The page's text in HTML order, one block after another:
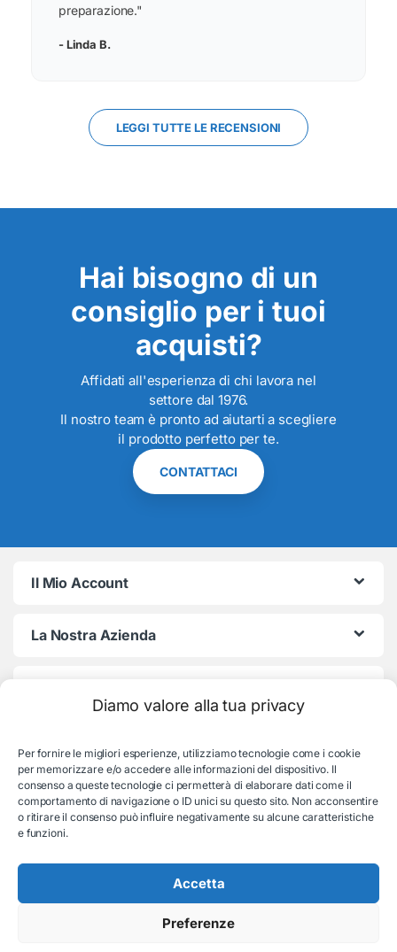
Diamo valore alla tua privacy
Per fornire le migliori esperienze, utilizziamo tecnologie come i cookie
per memorizzare e/o accedere alle informazioni del dispositivo. Il
consenso a queste tecnologie ci permetterà di elaborare dati come il
comportamento di navigazione o ID unici su questo sito. Non acconsentire
o ritirare il consenso può influire negativamente su alcune caratteristiche
e funzioni.
Accetta
Preferenze
preparazione."
- Linda B.
LEGGI TUTTE LE RECENSIONI
Hai bisogno di un
consiglio per i tuoi
acquisti?
Affidati all'esperienza di chi lavora nel
settore dal 1976.
Il nostro team è pronto ad aiutarti a scegliere
il prodotto perfetto per te.
CONTATTACI
Il Mio Account
La Nostra Azienda
035-19831192